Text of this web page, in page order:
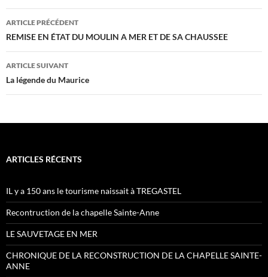
Navigation
des
articles
ARTICLE PRÉCÉDENT
REMISE EN ÉTAT DU MOULIN A MER ET DE SA CHAUSSEE
ARTICLE SUIVANT
La légende du Maurice
ARTICLES RÉCENTS
IL y a 150 ans le tourisme naissait à TREGASTEL
Recontruction de la chapelle Sainte-Anne
LE SAUVETAGE EN MER
CHRONIQUE DE LA RECONSTRUCTION DE LA CHAPELLE SAINTE-
ANNE